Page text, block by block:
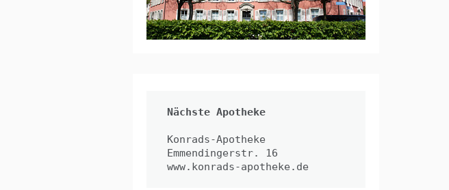
Nächste Apotheke
Konrads-Apotheke
www.konrads-apotheke.de